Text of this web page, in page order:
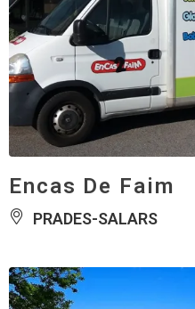
Encas De Faim
PRADES-SALARS